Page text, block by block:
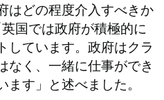
はどの程度介入すべきか
国では政府が積極的に
しています。政府はクラ
なく、一緒に仕事ができ
す」と述べました。